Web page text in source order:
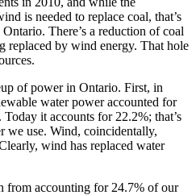
is needed to replace coal, that’s
There’s a reduction of coal
replaced by wind energy. That hole
of power in Ontario. First, in
water power accounted for
it accounts for 22.2%; that’s
we use. Wind, coincidentally,
wind has replaced water
from accounting for 24.7% of our